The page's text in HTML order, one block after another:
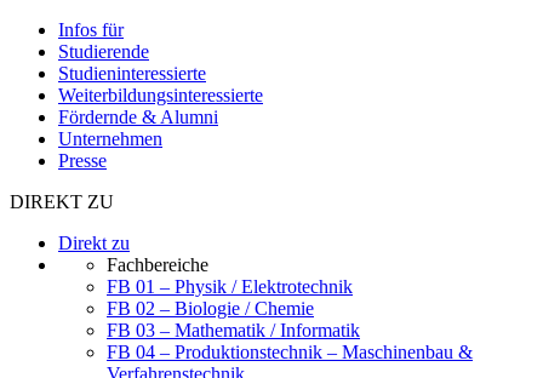
Infos für
Studierende
Studieninteressierte
Weiterbildungsinteressierte
Fördernde & Alumni
Unternehmen
Presse
DIREKT ZU
Direkt zu
Fachbereiche
FB 01 – Physik / Elektrotechnik
FB 02 – Biologie / Chemie
FB 03 – Mathematik / Informatik
FB 04 – Produktionstechnik – Maschinenbau &
Verfahrenstechnik